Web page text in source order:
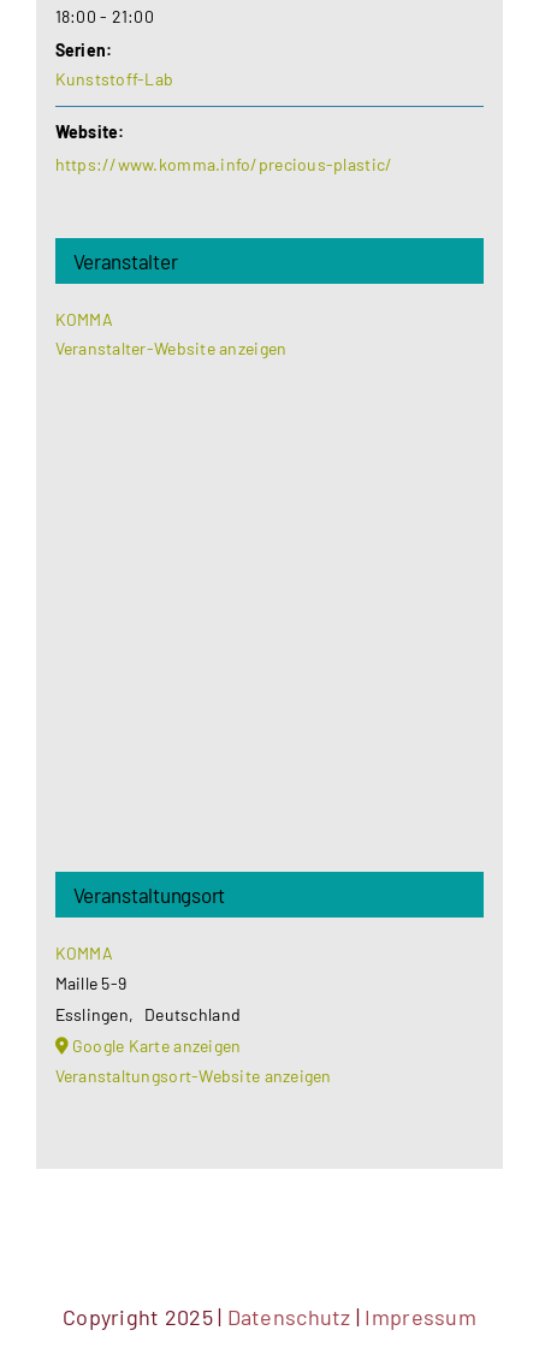
18:00 - 21:00
Serien:
Kunststoff-Lab
Website:
https://www.komma.info/precious-plastic/
Veranstalter
KOMMA
Veranstalter-Website anzeigen
Veranstaltungsort
KOMMA
Maille 5-9
Esslingen,
Deutschland
Google Karte anzeigen
Veranstaltungsort-Website anzeigen
Copyright 2025 | Datenschutz | Impressum